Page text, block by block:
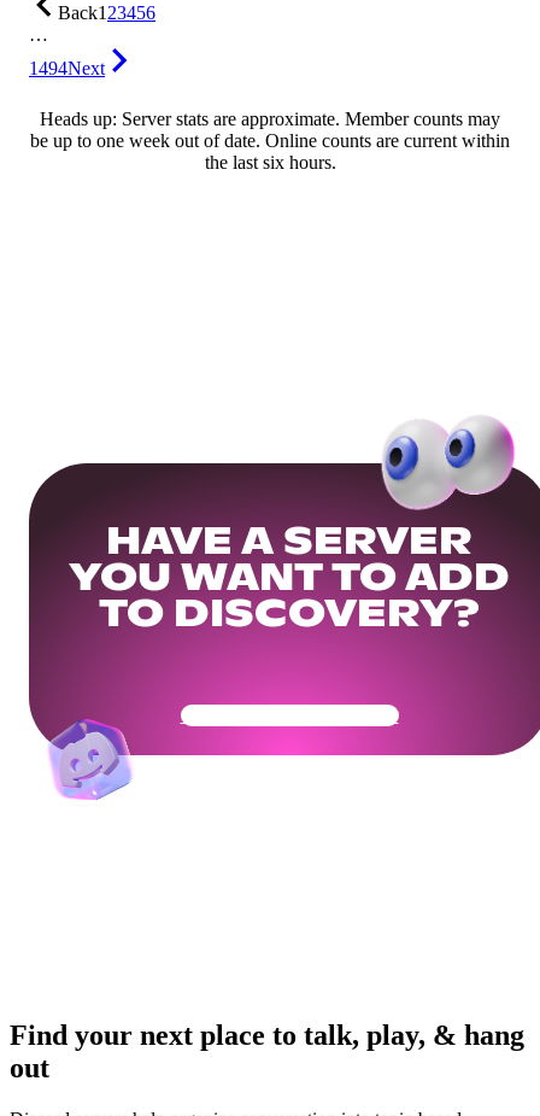
Back123456
…
1494Next
Heads up: Server stats are approximate. Member counts may
be up to one week out of date. Online counts are current within
the last six hours.
HAVE A SERVER
YOU WANT TO ADD
TO DISCOVERY?
Get Your Community Ready
Find your next place to talk, play, & hang
out